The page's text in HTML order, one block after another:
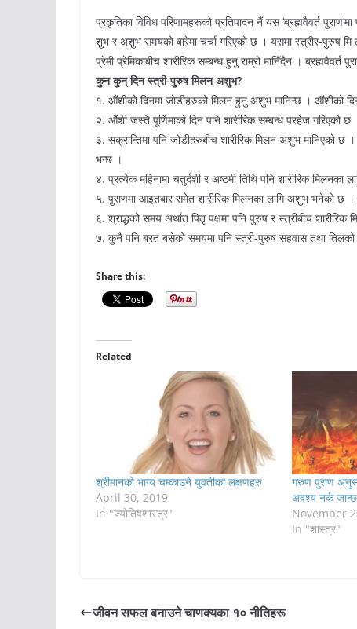
प्रकृतिका विविध परिणामहरूको प्रतिपादन नैं यस ‘ब्रह्मवैवर्त
शुभ र अशुभ समयको बारेमा चर्चा गरिएको छ । यसमा स्त्रीर-पुरुष
प्रेमी प्रेमिकाबीच शारीरिक सम्बन्ध हुनु राम्रो मानिँदैन ।
कुन कुन् दिन स्त्री-पुरुष मिलन अशुभ?
१. औंशीको दिनमा जोडीहरुको मिलन हुनु अशुभ मानिन्छ । औंशीको
२. औंशी जस्तै पूर्णिमाको दिन पनि शारीरिक सम्बन्ध परहेज गरिएको छ
३. सक्रान्तिमा पनि जोडीहरुबीच शारीरिक मिलन अशुभ मानिएको छ ।
भन्छ ।
४. प्रत्येक महिनामा चतुर्दशी र अष्टमी तिथि पनि शारीरिक मिलनका
५. पुराणमा आइतबार समेत शारीरिक मिलनका लागि अशुभ भनेको छ ।
६. श्राद्धको समय अर्थात पितृ पक्षमा पनि पुरुष र स्त्रीबीच
७. कुनै पनि ब्रत बसेको समयमा पनि स्त्री-पुरुष सहवास तथा
Share this:
Related
श्रीमानको भाग्य चम्काउने युवतीका लक्षणहरु
April 30, 2019
In "ज्योतिषशास्त्र"
गरुण पुराण
अवश्य नर्क जान्छ
November
In "शास्त्र"
जीवन सफल बनाउने चाणक्यका १० नीतिहरू